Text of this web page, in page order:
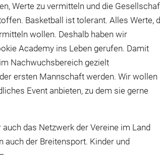
Werte zu vermitteln und die
Basketball ist tolerant. Alles Werte,
wollen. Deshalb haben wir
Academy ins Leben gerufen. Damit
Nachwuchsbereich gezielt
ersten Mannschaft werden. Wir wollen
Event anbieten, zu dem sie gerne
das Netzwerk der Vereine im Land
der Breitensport. Kinder und